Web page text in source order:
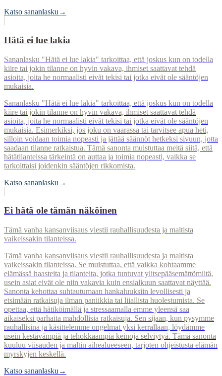
Katso sananlasku →
Hätä ei lue lakia
Sananlasku "Hätä ei lue lakia" tarkoittaa, että joskus kun on todella
kiire tai jokin tilanne on hyvin vakava, ihmiset saattavat tehdä
asioita, joita he normaalisti eivät tekisi tai jotka eivät ole sääntöjen
mukaisia.
Sananlasku "Hätä ei lue lakia" tarkoittaa, että joskus kun on todella
kiire tai jokin tilanne on hyvin vakava, ihmiset saattavat tehdä
asioita, joita he normaalisti eivät tekisi tai jotka eivät ole sääntöjen
mukaisia. Esimerkiksi, jos joku on vaarassa tai tarvitsee apua heti,
silloin voidaan toimia nopeasti ja jättää säännöt hetkeksi sivuun, jotta
saadaan tilanne ratkaistua. Tämä sanonta muistuttaa meitä siitä, että
hätätilanteissa tärkeintä on auttaa ja toimia nopeasti, vaikka se
tarkoittaisi joidenkin sääntöjen rikkomista.
Katso sananlasku →
Ei hätä ole tämän näköinen
Tämä vanha kansanviisaus viestii rauhallisuudesta ja maltista
vaikeissakin tilanteissa.
Tämä vanha kansanviisaus viestii rauhallisuudesta ja maltista
vaikeissakin tilanteissa. Se muistuttaa, että vaikka kohtaamme
elämässä haasteita ja tilanteita, jotka tuntuvat ylitsepääsemättömiltä,
usein asiat eivät ole niin vakavia kuin ensialkuun saattavat näyttää.
Sanonta kehottaa suhtautumaan hankaluuksiin levollisesti ja
etsimään ratkaisuja ilman paniikkia tai liiallista huolestumista. Se
opettaa, että hätiköimällä ja stressaamalla emme yleensä saa
aikaiseksi parhaita mahdollisia ratkaisuja. Sen sijaan, kun pysymme
rauhallisina ja käsittelemme ongelmat yksi kerrallaan, löydämme
usein kestävämpiä ja tehokkaampia keinoja selviytyä. Tämä sanonta
kuuluu viisauden ja maltin aihealueeseen, tarjoten ohjeistusta elämän
myrskyjen keskellä.
Katso sananlasku →